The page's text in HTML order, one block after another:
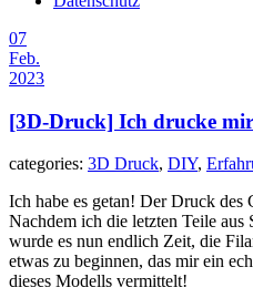
07
Feb.
2023
[3D-Druck] Ich drucke
categories: 3D Druck, DIY,
Ich habe es getan! Der Druck des
Nachdem ich die letzten Teile
wurde es nun endlich Zeit, die
etwas zu beginnen, das mir ein
dieses Modells vermittelt!